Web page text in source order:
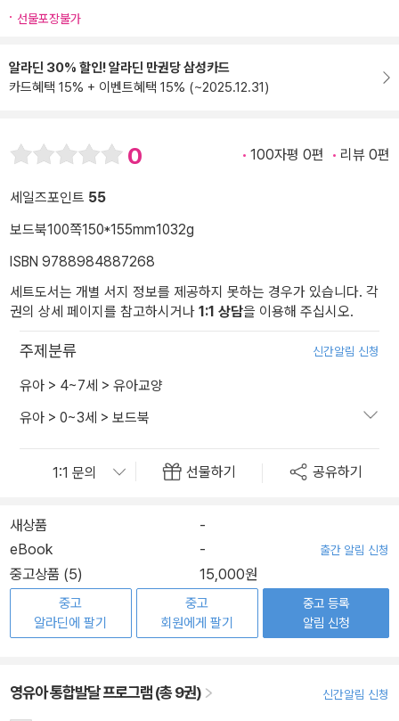
선물포장불가
알라딘 30% 할인! 알라딘 만권당 삼성카드
카드혜택 15% + 이벤트혜택 15% (~2025.12.31)
0 100자평 0편 리뷰 0편
세일즈포인트 55
보드북100쪽150*155mm1032g
ISBN 9788984887268
세트도서는 개별 서지 정보를 제공하지 못하는 경우가 있습니다. 각
권의 상세 페이지를 참고하시거나 1:1 상담을 이용해 주십시오.
주제분류 신간알림 신청
유아 > 4~7세 > 유아교양
유아 > 0~3세 > 보드북
선물하기 공유하기
새상품
-
eBook
- 출간 알림 신청
중고상품 (5) 15,000원
중고
알라딘에 팔기
중고
회원에게 팔기
중고 등록
알림 신청
영유아 통합발달 프로그램 (총 9권) 신간알림 신청